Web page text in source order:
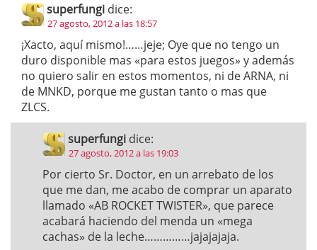
superfungi dice:
27 agosto, 2012 a las 18:57
¡Xacto, aquí mismo!……jeje; Oye que no tengo un
duro disponible mas «para estos juegos» y además
no quiero salir en estos momentos, ni de ARNA, ni
de MNKD, porque me gustan tanto o mas que
ZLCS.
superfungi dice:
27 agosto, 2012 a las 19:03
Por cierto Sr. Doctor, en un arrebato de los
que me dan, me acabo de comprar un aparato
llamado «AB ROCKET TWISTER», que parece
acabará haciendo del menda un «mega
cachas» de la leche……………jajajajaja.